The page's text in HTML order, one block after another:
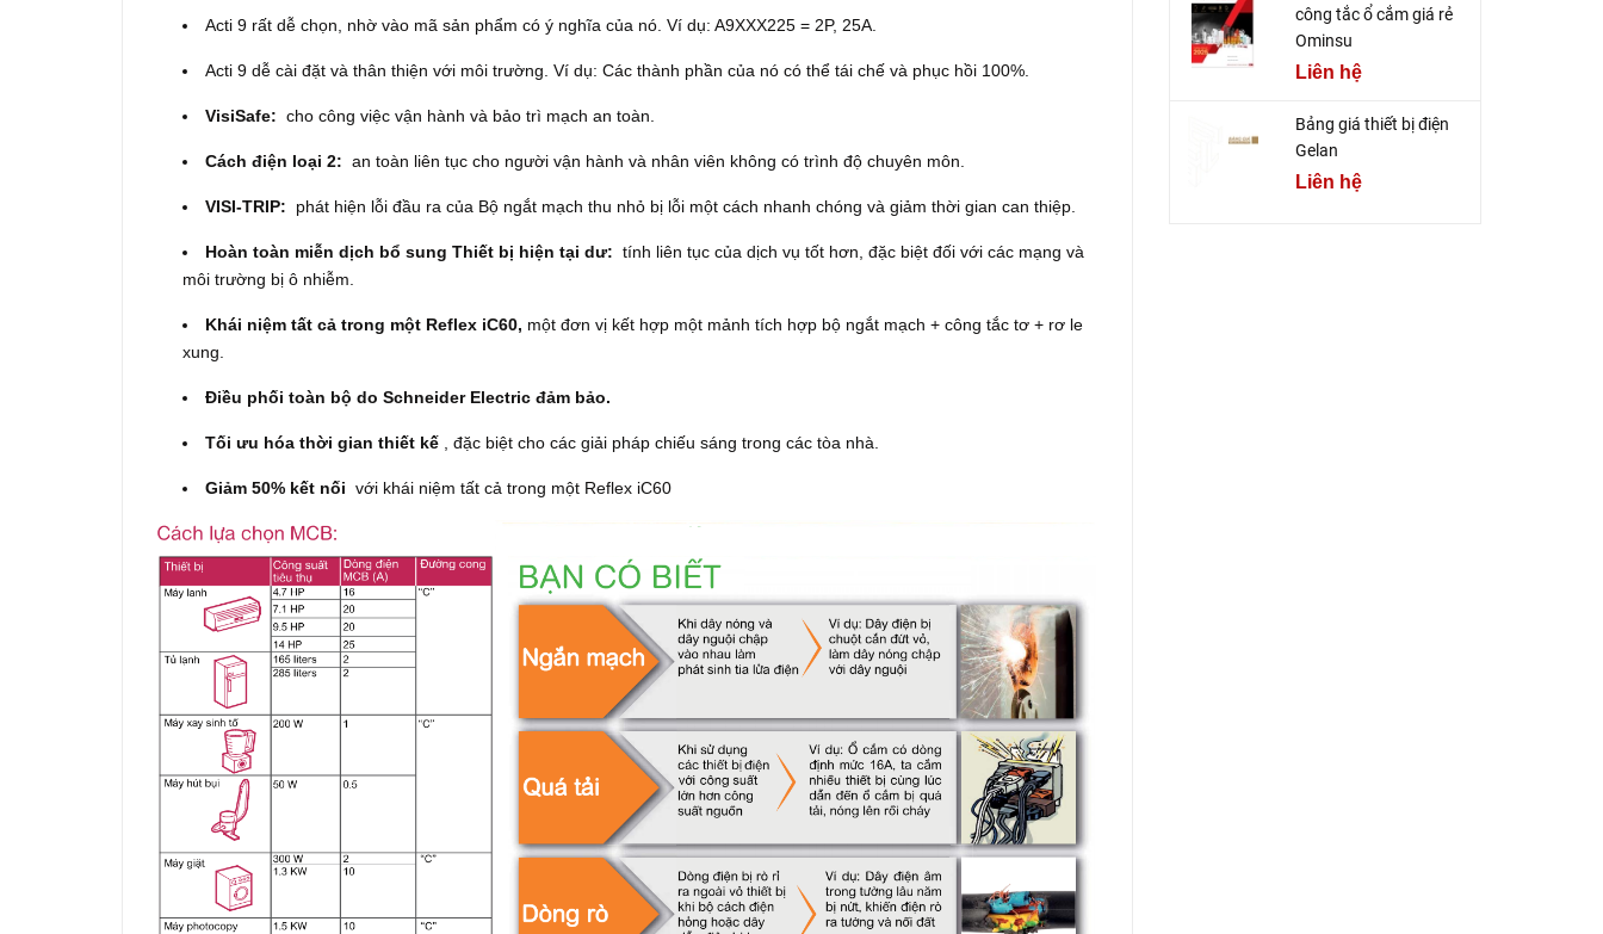
Acti 9 rất dễ chọn, nhờ vào mã sản phẩm có ý nghĩa của nó. Ví dụ: A9XXX225 = 2P, 25A.
Acti 9 dễ cài đặt và thân thiện với môi trường. Ví dụ: Các thành phần của nó có thể tái chế và phục hồi 100%.
VisiSafe: cho công việc vận hành và bảo trì mạch an toàn.
Cách điện loại 2: an toàn liên tục cho người vận hành và nhân viên không có trình độ chuyên môn.
VISI-TRIP: phát hiện lỗi đầu ra của Bộ ngắt mạch thu nhỏ bị lỗi một cách nhanh chóng và giảm thời gian can thiệp.
Hoàn toàn miễn dịch bổ sung Thiết bị hiện tại dư: tính liên tục của dịch vụ tốt hơn, đặc biệt đối với các mạng và
môi trường bị ô nhiễm.
Khái niệm tất cả trong một Reflex iC60, một đơn vị kết hợp một mảnh tích hợp bộ ngắt mạch + công tắc tơ + rơ le
xung.
Điều phối toàn bộ do Schneider Electric đảm bảo.
Tối ưu hóa thời gian thiết kế , đặc biệt cho các giải pháp chiếu sáng trong các tòa nhà.
Giảm 50% kết nối với khái niệm tất cả trong một Reflex iC60
công tắc ổ cắm giá rẻ
Ominsu
Liên hệ
Bảng giá thiết bị điện
Gelan
Liên hệ